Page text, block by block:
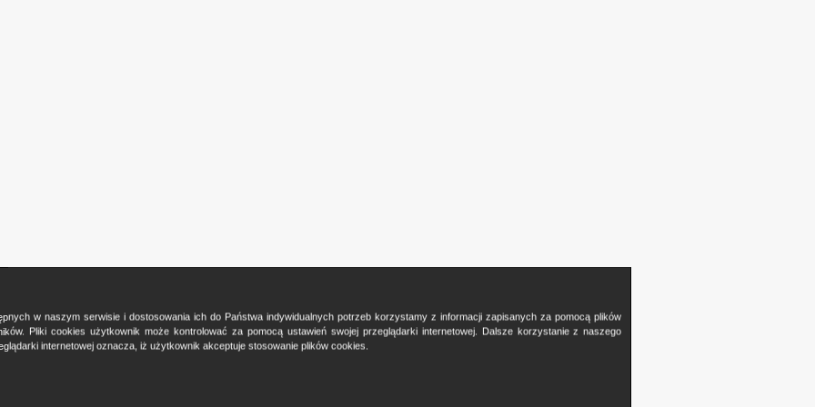
w naszym serwisie i dostosowania ich do Państwa indywidualnych potrzeb korzystamy z informacji zapisanych za pomocą plików
Pliki cookies użytkownik może kontrolować za pomocą ustawień swojej przeglądarki internetowej. Dalsze korzystanie z naszego
internetowej oznacza, iż użytkownik akceptuje stosowanie plików cookies.